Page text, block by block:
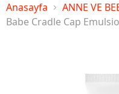
Anasayfa ANNE VE
Babe Cradle Cap